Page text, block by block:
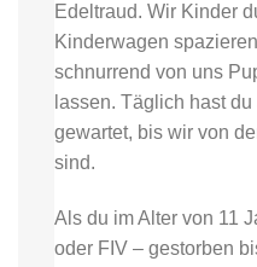
Edeltraud. Wir Kinder
Kinderwagen
schnurrend von uns
lassen. Täglich hast
gewartet, bis wir von
sind.
Als du im Alter von 11
oder FIV – gestorben